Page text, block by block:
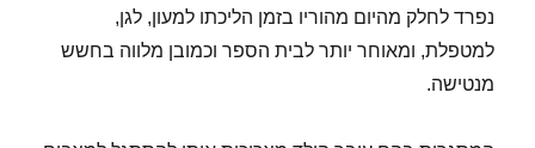
נפרד לחלק מהיום מהוריו בזמן הליכתו למעון, לגן,
למטפלת, ומאוחר יותר לבית הספר וכמובן מלווה בחשש
מנטישה.